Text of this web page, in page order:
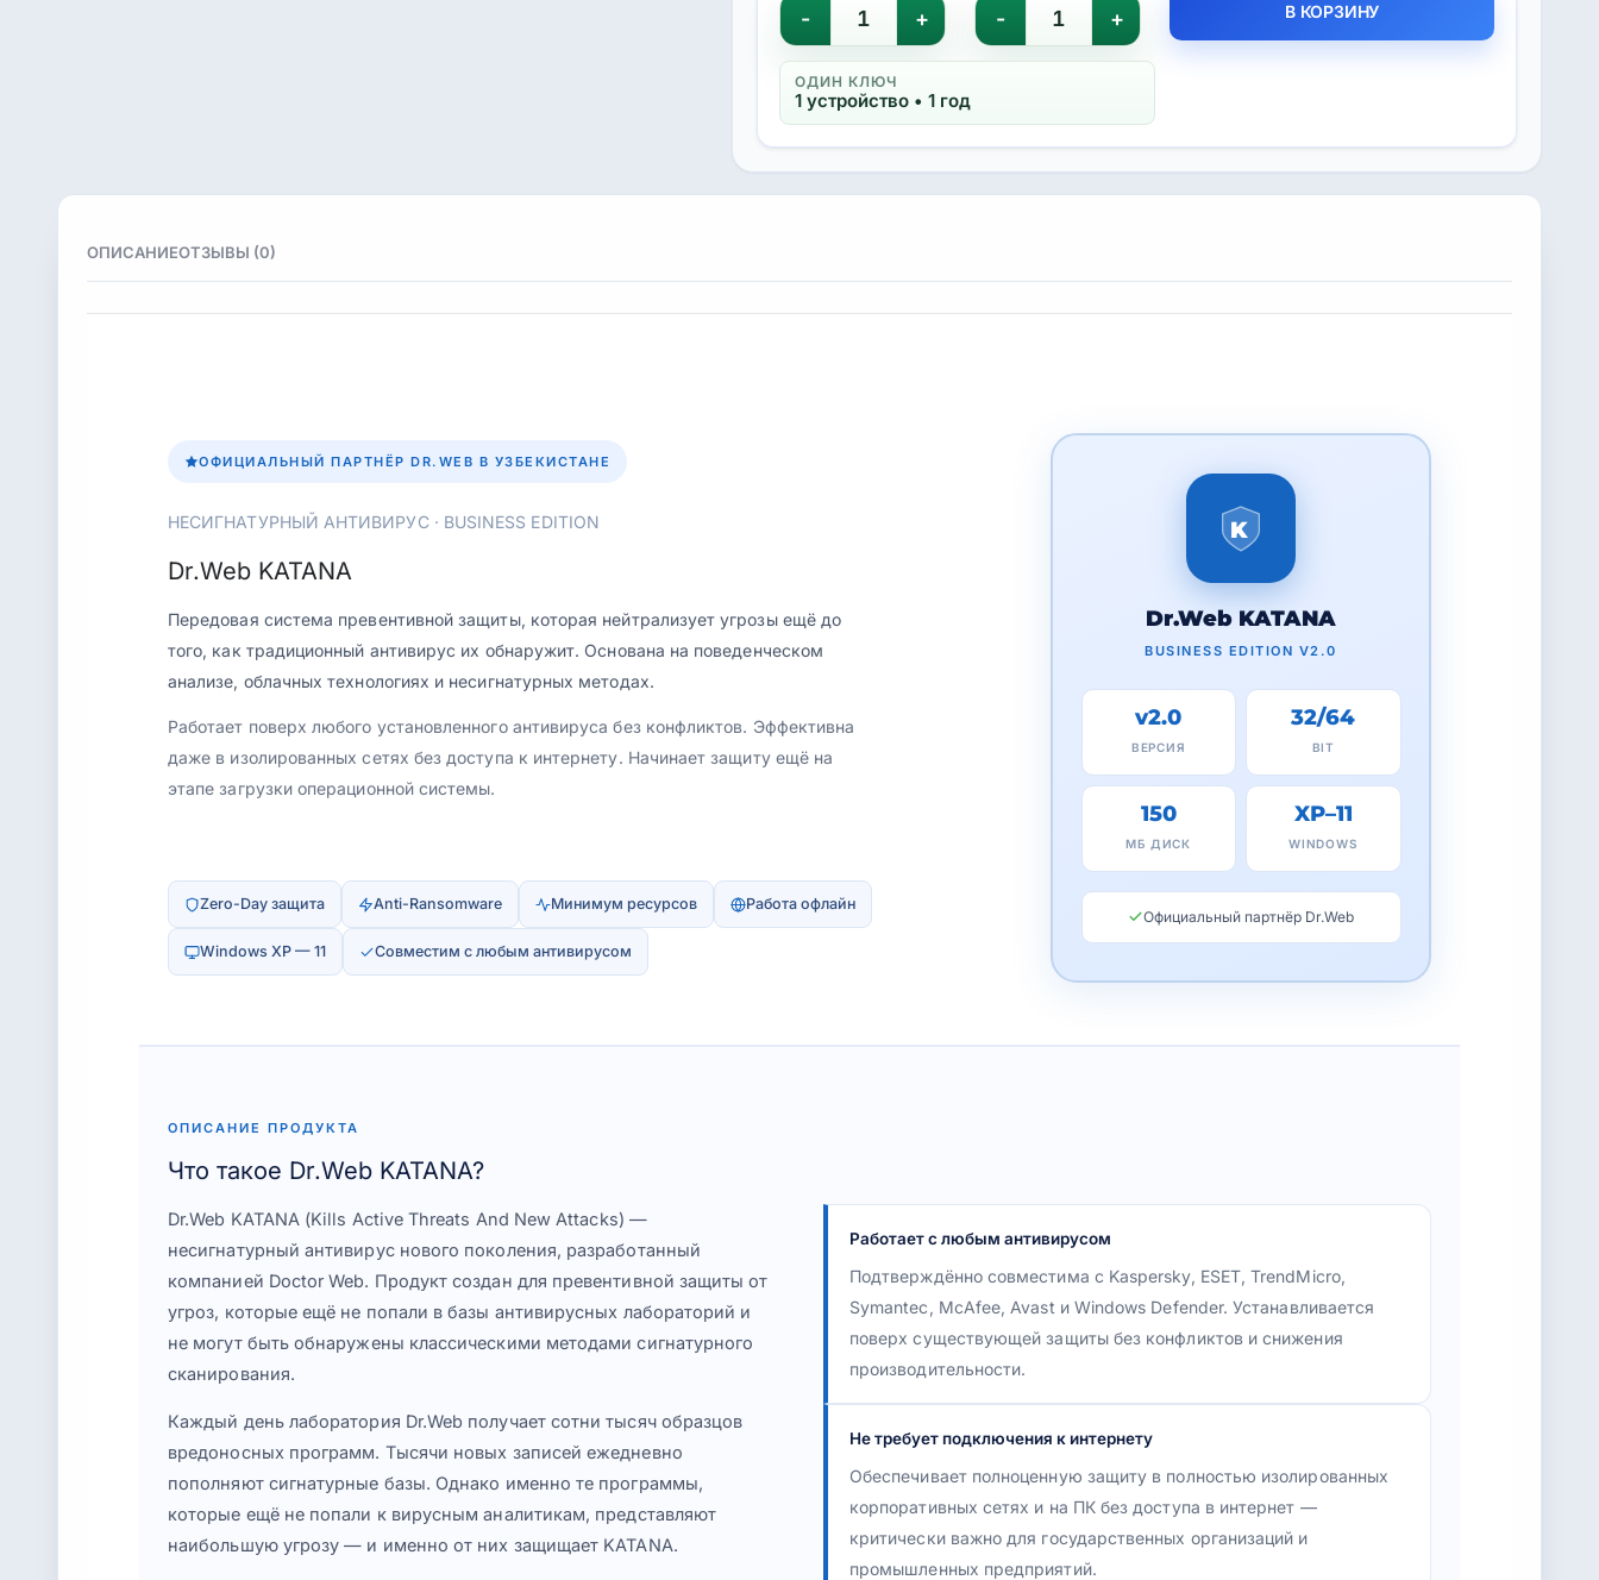
- + - +
ОДИН КЛЮЧ
1 устройство • 1 год
В КОРЗИНУ
ОПИСАНИЕОТЗЫВЫ (0)
ОФИЦИАЛЬНЫЙ ПАРТНЁР DR.WEB В УЗБЕКИСТАНЕ
НЕСИГНАТУРНЫЙ АНТИВИРУС · BUSINESS EDITION
Dr.Web KATANA
Передовая система превентивной защиты, которая нейтрализует угрозы ещё до
того, как традиционный антивирус их обнаружит. Основана на поведенческом
анализе, облачных технологиях и несигнатурных методах.
Работает поверх любого установленного антивируса без конфликтов. Эффективна
даже в изолированных сетях без доступа к интернету. Начинает защиту ещё на
этапе загрузки операционной системы.
Zero-Day защита Anti-Ransomware Минимум ресурсов Работа офлайн
Windows XP — 11 Совместим с любым антивирусом
K
Dr.Web KATANA
BUSINESS EDITION V2.0
v2.0
ВЕРСИЯ
32/64
BIT
150
МБ ДИСК
XP–11
WINDOWS
Официальный партнёр Dr.Web
ОПИСАНИЕ ПРОДУКТА
Что такое Dr.Web KATANA?
Dr.Web KATANA (Kills Active Threats And New Attacks) —
несигнатурный антивирус нового поколения, разработанный
компанией Doctor Web. Продукт создан для превентивной защиты от
угроз, которые ещё не попали в базы антивирусных лабораторий и
не могут быть обнаружены классическими методами сигнатурного
сканирования.
Каждый день лаборатория Dr.Web получает сотни тысяч образцов
вредоносных программ. Тысячи новых записей ежедневно
пополняют сигнатурные базы. Однако именно те программы,
которые ещё не попали к вирусным аналитикам, представляют
наибольшую угрозу — и именно от них защищает KATANA.
Работает с любым антивирусом
Подтверждённо совместима с Kaspersky, ESET, TrendMicro,
Symantec, McAfee, Avast и Windows Defender. Устанавливается
поверх существующей защиты без конфликтов и снижения
производительности.
Не требует подключения к интернету
Обеспечивает полноценную защиту в полностью изолированных
корпоративных сетях и на ПК без доступа в интернет —
критически важно для государственных организаций и
промышленных предприятий.